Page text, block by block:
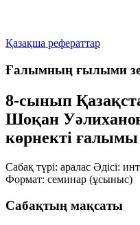
Қазақша рефераттар
Ғалымның ғылыми
8-сынып
Шоқан
көрнекті
Сабақ түрі: аралас Әдісі:
Формат: семинар (ұсыныс)
Сабақтың мақсаты